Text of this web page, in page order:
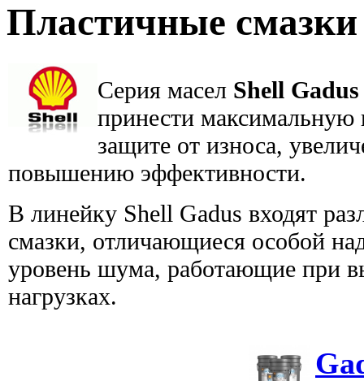
Пластичные смазки
Серия масел Shell Gadus
принести максимальную
защите от износа,
повышению эффективности.
В линейку Shell Gadus входят
смазки, отличающиеся особой
уровень шума, работающие при
нагрузках.